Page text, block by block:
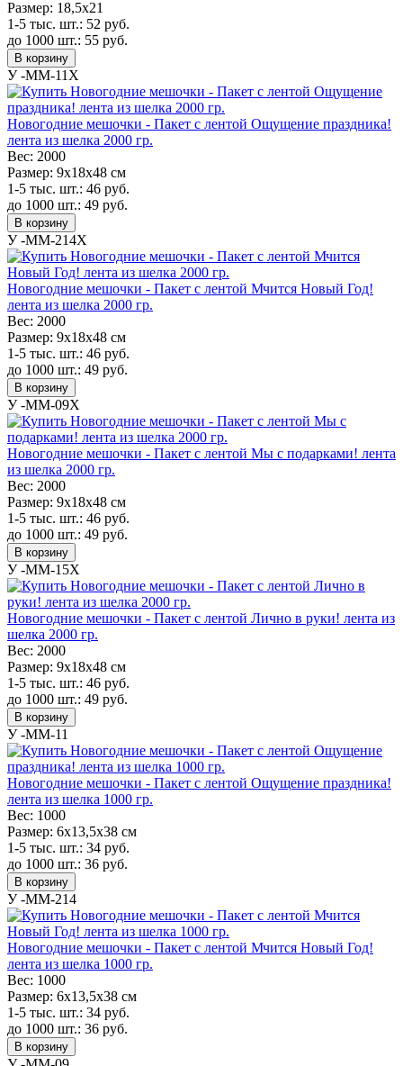
Размер: 18,5х21
1-5 тыс. шт.: 52 руб.
до 1000 шт.: 55 руб.
В корзину
У -MM-11X
Новогодние мешочки - Пакет с лентой Ощущение праздника!
лента из шелка 2000 гр.
Вес: 2000
Размер: 9х18х48 см
1-5 тыс. шт.: 46 руб.
до 1000 шт.: 49 руб.
В корзину
У -MM-214X
Новогодние мешочки - Пакет с лентой Мчится Новый Год!
лента из шелка 2000 гр.
Вес: 2000
Размер: 9х18х48 см
1-5 тыс. шт.: 46 руб.
до 1000 шт.: 49 руб.
В корзину
У -MM-09X
Новогодние мешочки - Пакет с лентой Мы с подарками! лента
из шелка 2000 гр.
Вес: 2000
Размер: 9х18х48 см
1-5 тыс. шт.: 46 руб.
до 1000 шт.: 49 руб.
В корзину
У -MM-15X
Новогодние мешочки - Пакет с лентой Лично в руки! лента из
шелка 2000 гр.
Вес: 2000
Размер: 9х18х48 см
1-5 тыс. шт.: 46 руб.
до 1000 шт.: 49 руб.
В корзину
У -MM-11
Новогодние мешочки - Пакет с лентой Ощущение праздника!
лента из шелка 1000 гр.
Вес: 1000
Размер: 6х13,5х38 см
1-5 тыс. шт.: 34 руб.
до 1000 шт.: 36 руб.
В корзину
У -MM-214
Новогодние мешочки - Пакет с лентой Мчится Новый Год!
лента из шелка 1000 гр.
Вес: 1000
Размер: 6х13,5х38 см
1-5 тыс. шт.: 34 руб.
до 1000 шт.: 36 руб.
В корзину